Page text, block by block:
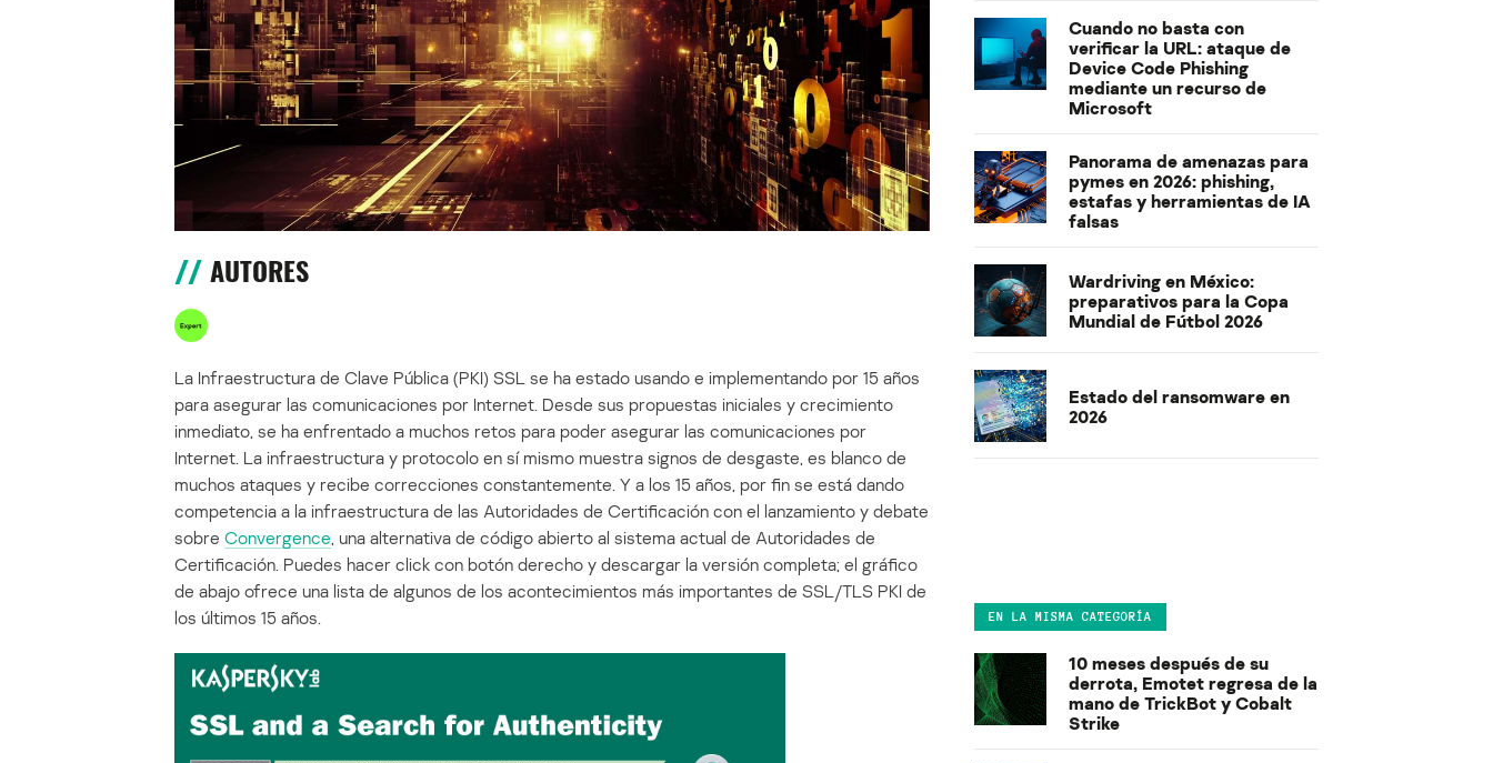
AUTORES
La Infraestructura de Clave Pública (PKI) SSL se ha estado usando e implementando por 15 años
para asegurar las comunicaciones por Internet. Desde sus propuestas iniciales y crecimiento
inmediato, se ha enfrentado a muchos retos para poder asegurar las comunicaciones por
Internet. La infraestructura y protocolo en sí mismo muestra signos de desgaste, es blanco de
muchos ataques y recibe correcciones constantemente. Y a los 15 años, por fin se está dando
competencia a la infraestructura de las Autoridades de Certificación con el lanzamiento y debate
sobre Convergence, una alternativa de código abierto al sistema actual de Autoridades de
Certificación. Puedes hacer click con botón derecho y descargar la versión completa; el gráfico
de abajo ofrece una lista de algunos de los acontecimientos más importantes de SSL/TLS PKI de
los últimos 15 años.
Cuando no basta con
verificar la URL: ataque de
Device Code Phishing
mediante un recurso de
Microsoft
Panorama de amenazas para
pymes en 2026: phishing,
estafas y herramientas de IA
falsas
Wardriving en México:
preparativos para la Copa
Mundial de Fútbol 2026
Estado del ransomware en
2026
EN LA MISMA CATEGORÍA
10 meses después de su
derrota, Emotet regresa de la
mano de TrickBot y Cobalt
Strike